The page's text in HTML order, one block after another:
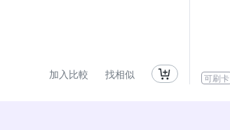
加入比較 找相似 可刷卡